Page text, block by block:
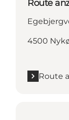
Route
4500
Route